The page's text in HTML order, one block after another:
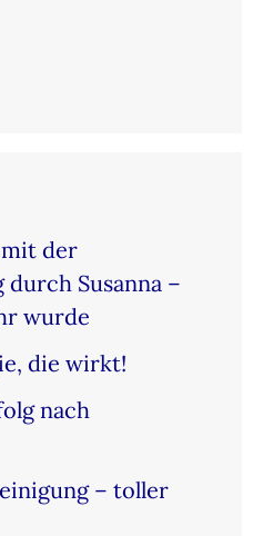
der
Susanna –
wurde
die wirkt!
nach
– toller